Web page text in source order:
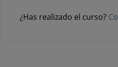
¿Has realizado el curso?